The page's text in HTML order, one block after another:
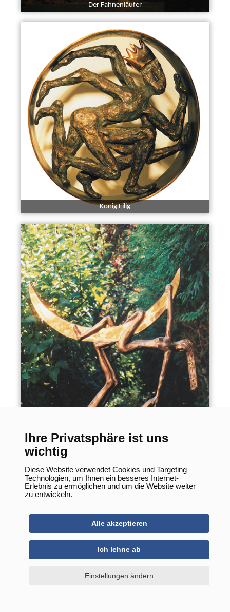
Ihre Privatsphäre ist uns
wichtig
Diese Website verwendet Cookies und Targeting
Technologien, um Ihnen ein besseres Internet-
Erlebnis zu ermöglichen und um die Website weiter
zu entwickeln.
Alle akzeptieren
Ich lehne ab
Einstellungen ändern
Der Fahnenläufer
König Eilig